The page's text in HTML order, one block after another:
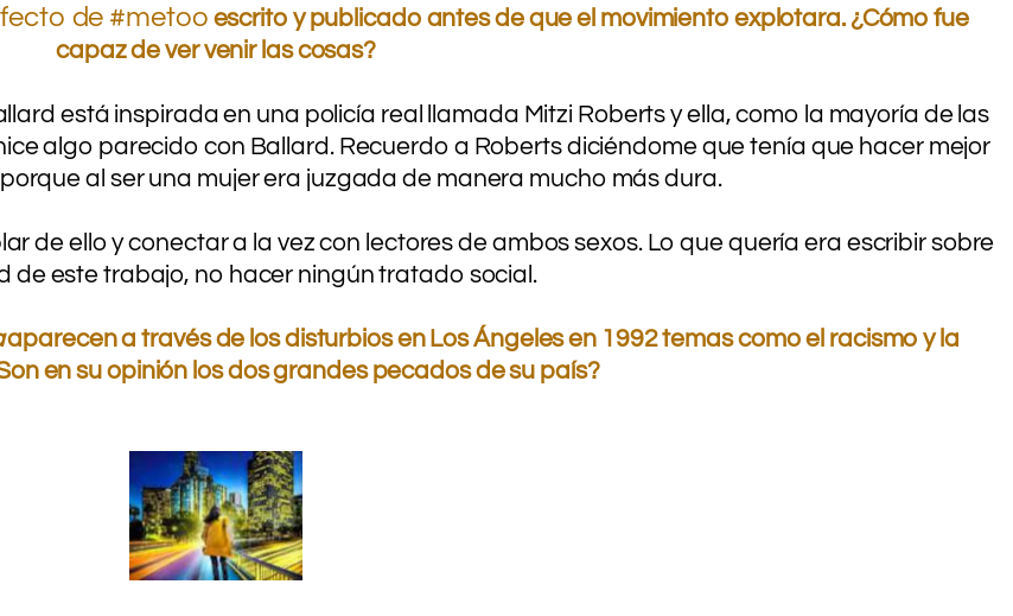
de #metoo escrito y publicado antes de que el movimiento explotara. ¿Cómo fue
capaz de ver venir las cosas?
está inspirada en una policía real llamada Mitzi Roberts y ella, como la mayoría de las
algo parecido con Ballard. Recuerdo a Roberts diciéndome que tenía que hacer mejor
al ser una mujer era juzgada de manera mucho más dura.
de ello y conectar a la vez con lectores de ambos sexos. Lo que quería era escribir sobre
de este trabajo, no hacer ningún tratado social.
aparecen a través de los disturbios en Los Ángeles en 1992 temas como el racismo y la
en su opinión los dos grandes pecados de su país?